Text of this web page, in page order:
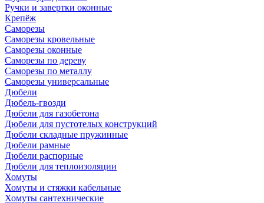
Ручки и завертки оконные
Крепёж
Саморезы
Саморезы кровельные
Саморезы оконные
Саморезы по дереву
Саморезы по металлу
Саморезы универсальные
Дюбели
Дюбель-гвозди
Дюбели для газобетона
Дюбели для пустотелых конструкций
Дюбели складные пружинные
Дюбели рамные
Дюбели распорные
Дюбели для теплоизоляции
Хомуты
Хомуты и стяжки кабельные
Хомуты сантехнические